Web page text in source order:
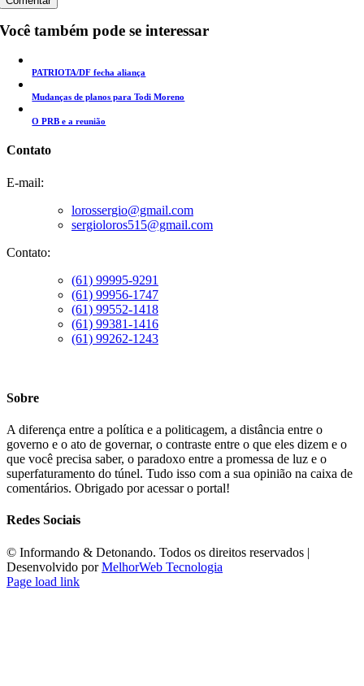
Você também pode se interessar
PATRIOTA/DF fecha aliança
Mudanças de planos para Todi Moreno
O PRB e a reunião
Contato
E-mail:
lorossergio@gmail.com
sergioloros515@gmail.com
Contato:
(61) 99995-9291
(61) 99956-1747
(61) 99552-1418
(61) 99381-1416
(61) 99262-1243
Sobre
A diferença entre a política e a politicagem, a distância entre o
governo e o ato de governar, o contraste entre o que eles dizem e o
que você precisa saber, o paradoxo entre a promessa de luz e o
superfaturamento do túnel. Tudo isso com a sua opinião na caixa de
comentários. Obrigado por acessar o portal!
Redes Sociais
©️ Informando & Detonando. Todos os direitos reservados |
Desenvolvido porMelhorWeb Tecnologia
Page load link